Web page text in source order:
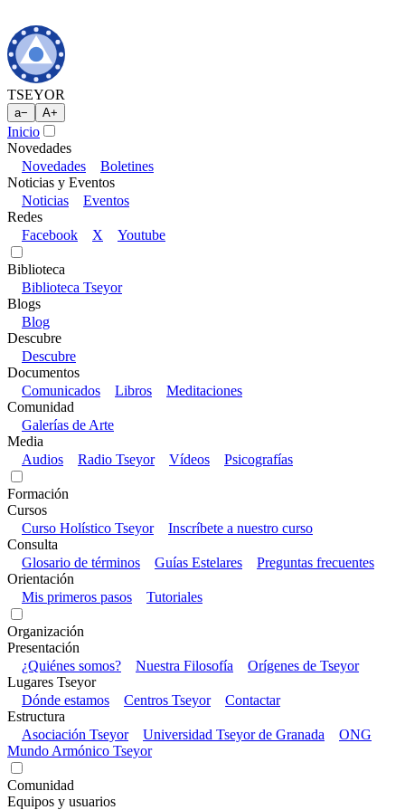
TSEYOR
a− A+
Inicio
Novedades
Novedades
Boletines
Noticias y Eventos
Noticias
Eventos
Redes
Facebook
X Youtube
Biblioteca
Biblioteca Tseyor
Blogs
Blog
Descubre
Descubre
Documentos
Comunicados
Libros
Meditaciones
Comunidad
Galerías de Arte
Media
Audios
Radio Tseyor Vídeos Psicografías
Formación
Cursos
Curso Holístico Tseyor
Inscríbete a nuestro curso
Consulta
Glosario de términos
Guías Estelares
Preguntas frecuentes
Orientación
Mis primeros pasos
Tutoriales
Organización
Presentación
¿Quiénes somos?
Nuestra Filosofía
Orígenes de Tseyor
Lugares Tseyor
Dónde estamos
Centros Tseyor
Contactar
Estructura
Asociación Tseyor
Universidad Tseyor de Granada
ONG
Mundo Armónico Tseyor
Comunidad
Equipos y usuarios